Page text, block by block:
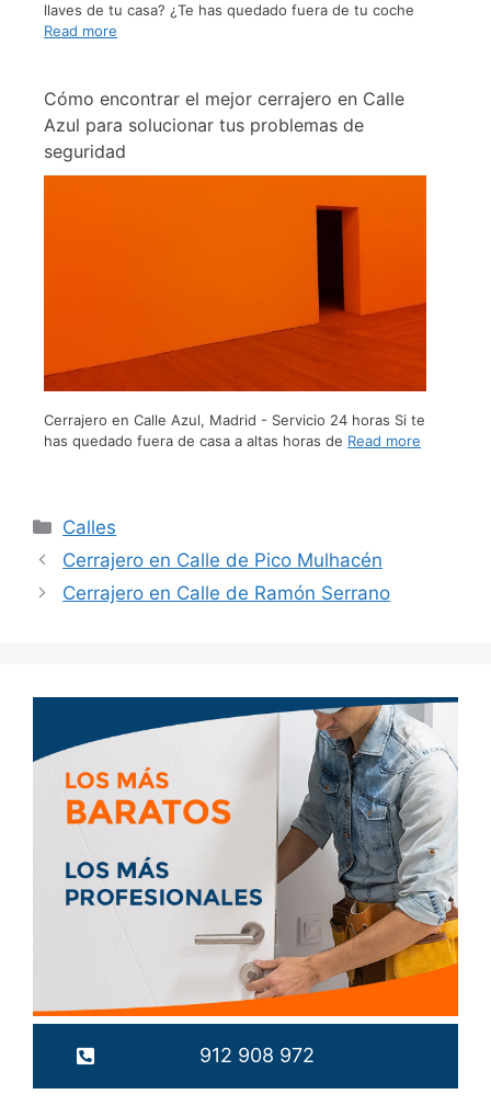
llaves de tu casa? ¿Te has quedado fuera de tu coche
Read more
Cómo encontrar el mejor cerrajero en Calle
Azul para solucionar tus problemas de
seguridad
Cerrajero en Calle Azul, Madrid - Servicio 24 horas Si te
has quedado fuera de casa a altas horas de Read more
Calles
Cerrajero en Calle de Pico Mulhacén
Cerrajero en Calle de Ramón Serrano
912 908 972